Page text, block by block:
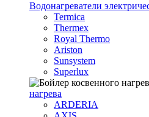
Водонагреватели
Termica
Thermex
Royal Thermo
Ariston
Sunsystem
Superlux
нагрева
ARDERIA